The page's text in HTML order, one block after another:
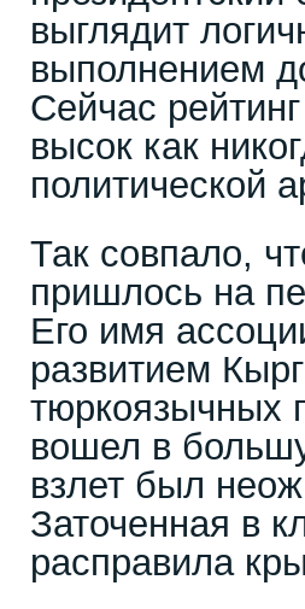
выглядит
выполнением
Сейчас
высок как
политической
Так совпало,
пришлось на
Его имя
развитием
тюркоязычных
вошел в
взлет был
Заточенная в
расправила